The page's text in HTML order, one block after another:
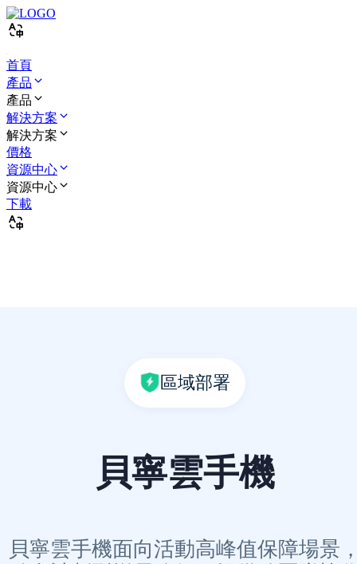
首頁
產品
產品
解決方案
解決方案
價格
資源中心
資源中心
下載
區域部署
貝寧雲手機
貝寧雲手機面向活動高峰值保障場景